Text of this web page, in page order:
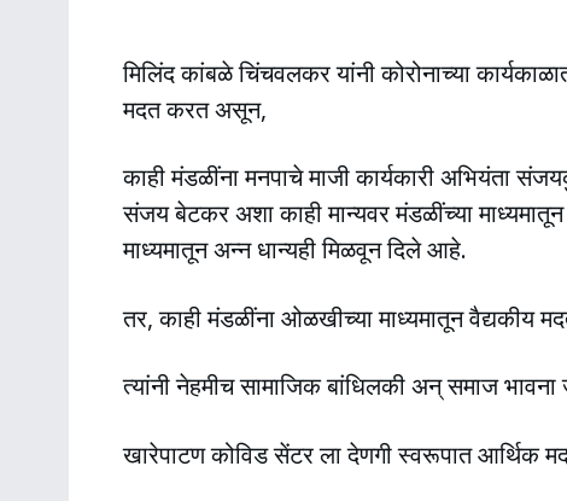
मिलिंद कांबळे चिंचवलकर यांनी कोरोनाच्या
मदत करत असून,
काही मंडळींना मनपाचे माजी कार्यकारी अभियंता
संजय बेटकर अशा काही मान्यवर मंडळींच्या
माध्यमातून अन्न धान्यही मिळवून दिले आहे.
तर, काही मंडळींना ओळखीच्या माध्यमातून वैद्यकीय
त्यांनी नेहमीच सामाजिक बांधिलकी अन् समाज
खारेपाटण कोविड सेंटर ला देणगी स्वरूपात आर्थिक